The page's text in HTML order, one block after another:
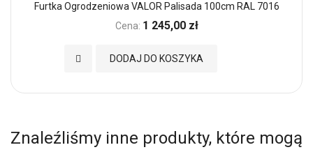
Furtka Ogrodzeniowa VALOR Palisada 100cm RAL 7016
Cena: 1 245,00 zł
DODAJ DO KOSZYKA
Dodaj do Ulubionych
Znaleźliśmy inne produkty, które mogą